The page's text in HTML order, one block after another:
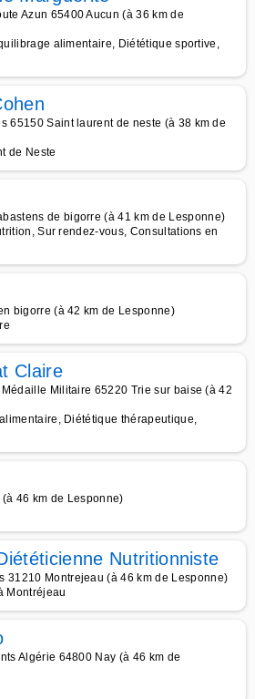
Azun 65400 Aucun (à 36 km de
alimentaire, Diététique sportive,
65150 Saint laurent de neste (à 38 km de
de Neste
de bigorre (à 41 km de Lesponne)
Sur rendez-vous, Consultations en
bigorre (à 42 km de Lesponne)
Claire
Militaire 65220 Trie sur baise (à 42
Diététique thérapeutique,
46 km de Lesponne)
Nutritionniste
31210 Montrejeau (à 46 km de Lesponne)
Montréjeau
Algérie 64800 Nay (à 46 km de